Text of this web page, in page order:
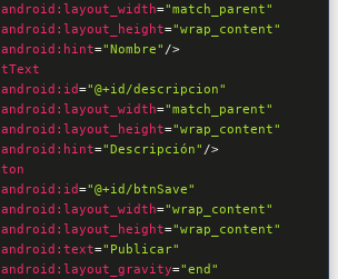
android:layout_width="match_parent"
android:layout_height="wrap_content"
android:hint="Nombre" />
android:id="@+id/descripcion"
android:layout_width="match_parent"
android:layout_height="wrap_content"
android:hint="Descripción" />
android:id="@+id/btnSave"
android:layout_width="wrap_content"
android:layout_height="wrap_content"
android:text="Publicar"
android:layout_gravity="end"